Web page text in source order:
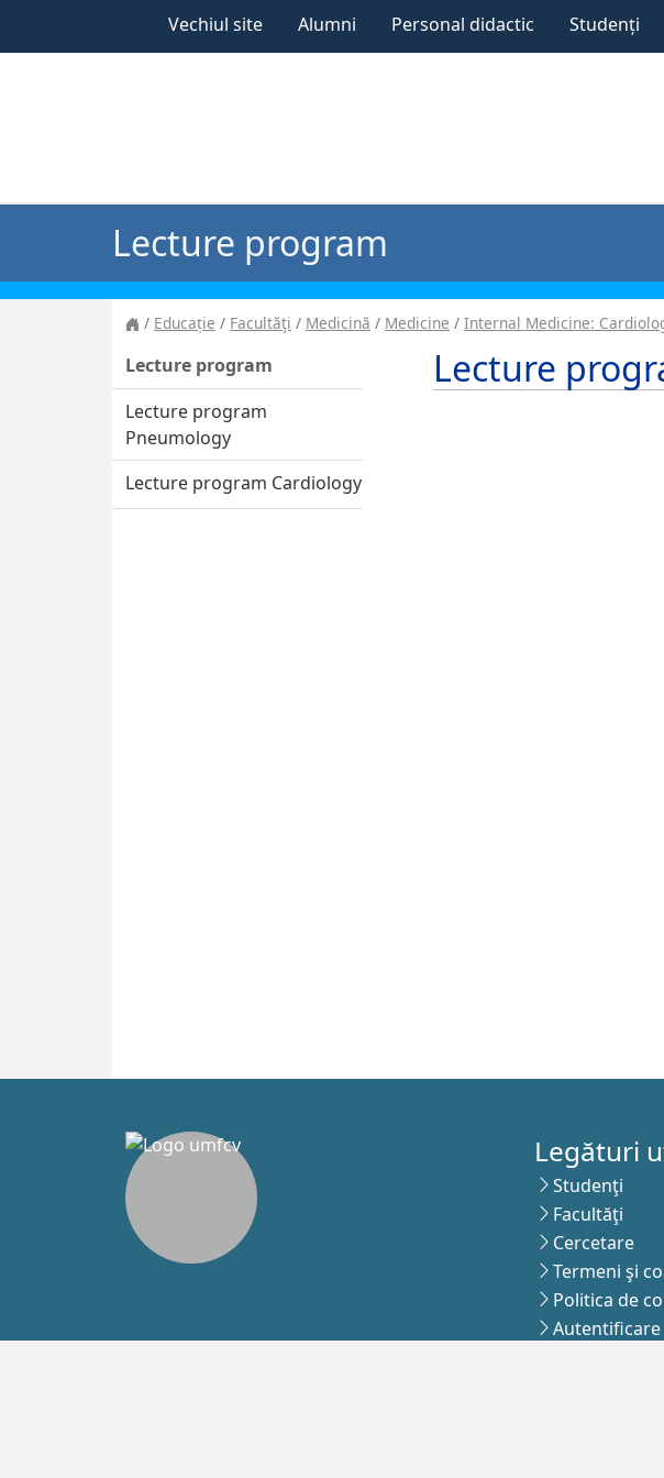
Vechiul site Alumni Personal didactic Studenți
Lecture program
Educație Facultăţi Medicină Medicine Internal Medicine:
Lecture program
Lecture program
Pneumology
Lecture program Cardiology
Lecture
Legături
Studenţi
Facultăţi
Cercetare
Termeni şi
Politica de
Autentificare